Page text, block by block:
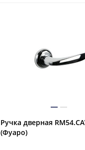
Ручка дверная
(Фуаро)